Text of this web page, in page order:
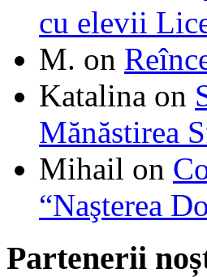
cu elevii
M. on
Katalina on
Mănăstirea
Mihail on
“Naşterea
Partenerii